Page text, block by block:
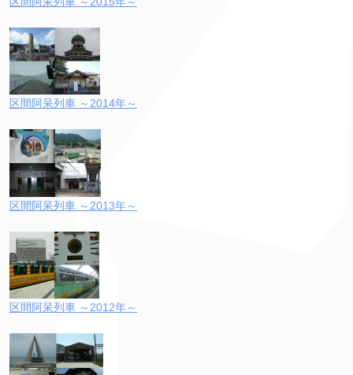
区間阿呆列車 ～2014年～
区間阿呆列車 ～2013年～
区間阿呆列車 ～2012年～